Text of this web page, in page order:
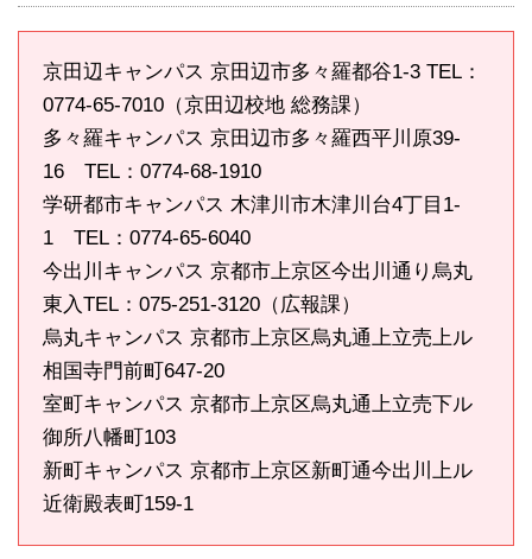
京田辺キャンパス 京田辺市多々羅都谷1-3 TEL：
0774-65-7010（京田辺校地 総務課）
多々羅キャンパス 京田辺市多々羅西平川原39-
16 TEL：0774-68-1910
学研都市キャンパス 木津川市木津川台4丁目1-
1 TEL：0774-65-6040
今出川キャンパス 京都市上京区今出川通り烏丸
東入TEL：075-251-3120（広報課）
烏丸キャンパス 京都市上京区烏丸通上立売上ル
相国寺門前町647-20
室町キャンパス 京都市上京区烏丸通上立売下ル
御所八幡町103
新町キャンパス 京都市上京区新町通今出川上ル
近衛殿表町159-1